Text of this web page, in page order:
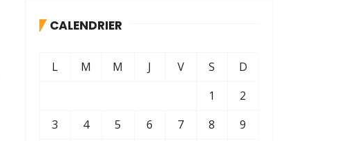
CALENDRIER
L M M J V S
D
1
2
3
4 5 6 7 8
9